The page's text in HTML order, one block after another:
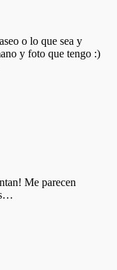
o lo que sea y
y foto que tengo :)
Me parecen